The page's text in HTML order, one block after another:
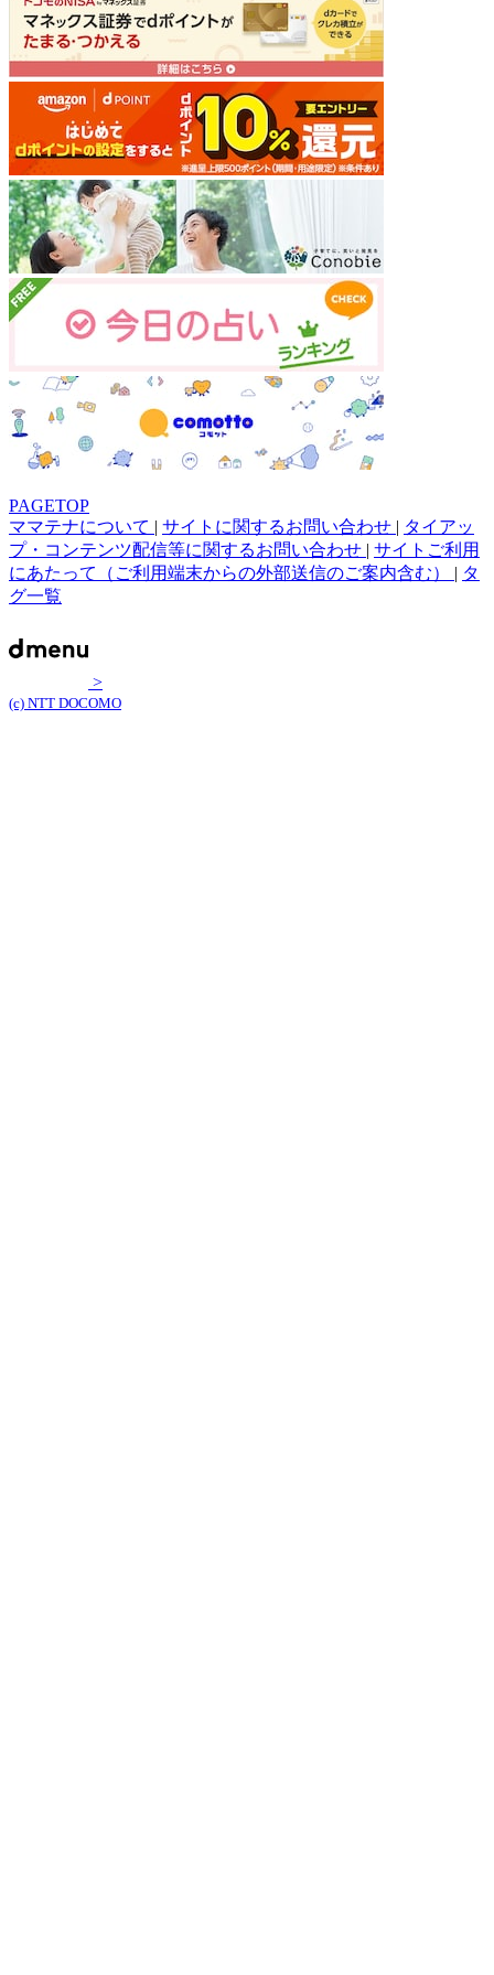
PAGETOP
ママテナについて | サイトに関するお問い合わせ | タイアッ
プ・コンテンツ配信等に関するお問い合わせ | サイトご利用
にあたって（ご利用端末からの外部送信のご案内含む） | タ
グ一覧
>
(c) NTT DOCOMO